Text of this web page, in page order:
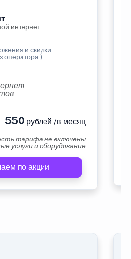
интернет
и скидки
оператора )
550 рублей /в месяц
тарифа не включены
услуги и оборудование
по акции